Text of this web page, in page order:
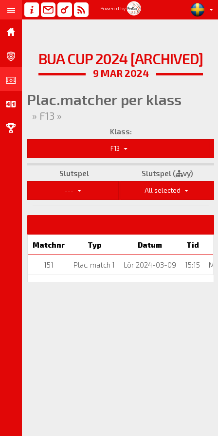
Powered by
BUA CUP 2024 [ARCHIVED]
9 MAR 2024
Plac.matcher per klass
» F13 »
Klass:
F13
Slutspel Slutspel ( vy)
--- All selected
Matchnr Typ Datum Tid
151 Plac. match 1 Lör 2024-03-09 15:15